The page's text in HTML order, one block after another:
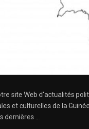
site Web d'actualités
et culturelles de la
...